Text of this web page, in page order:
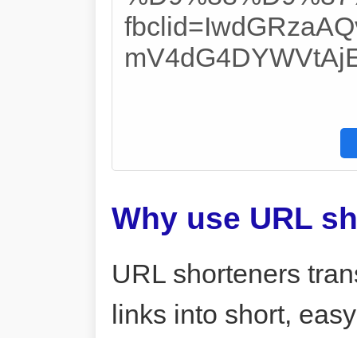
Why use URL
URL shorteners
links into short,